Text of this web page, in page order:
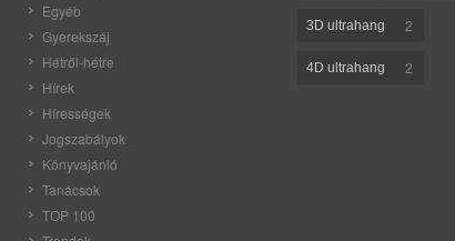
Egyéb
Gyerekszáj
Hétről-hétre
Hírek
Hírességek
Jogszabályok
Könyvajánló
Tanácsok
TOP 100
3D ultrahang 2
4D ultrahang 2